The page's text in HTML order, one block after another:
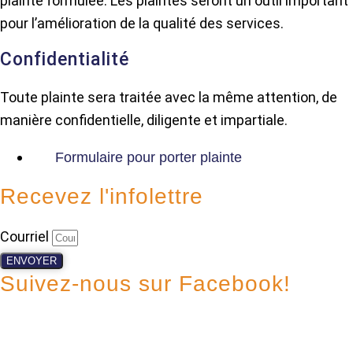
pour l’amélioration de la qualité des services.
Confidentialité
Toute plainte sera traitée avec la même attention, de
manière confidentielle, diligente et impartiale.
Formulaire pour porter plainte
Recevez l'infolettre
Courriel
ENVOYER
Suivez-nous sur Facebook!